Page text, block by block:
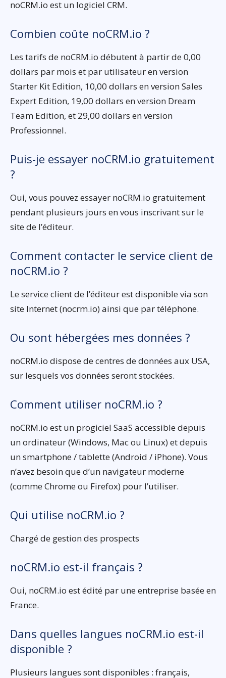
noCRM.io est un logiciel CRM.
Combien coûte noCRM.io ?
Les tarifs de noCRM.io débutent à partir de 0,00
dollars par mois et par utilisateur en version
Starter Kit Edition, 10,00 dollars en version Sales
Expert Edition, 19,00 dollars en version Dream
Team Edition, et 29,00 dollars en version
Professionnel.
Puis-je essayer noCRM.io gratuitement
?
Oui, vous pouvez essayer noCRM.io gratuitement
pendant plusieurs jours en vous inscrivant sur le
site de l’éditeur.
Comment contacter le service client de
noCRM.io ?
Le service client de l’éditeur est disponible via son
site Internet (nocrm.io) ainsi que par téléphone.
Ou sont hébergées mes données ?
noCRM.io dispose de centres de données aux USA,
sur lesquels vos données seront stockées.
Comment utiliser noCRM.io ?
noCRM.io est un progiciel SaaS accessible depuis
un ordinateur (Windows, Mac ou Linux) et depuis
un smartphone / tablette (Android / iPhone). Vous
n’avez besoin que d’un navigateur moderne
(comme Chrome ou Firefox) pour l’utiliser.
Qui utilise noCRM.io ?
Chargé de gestion des prospects
noCRM.io est-il français ?
Oui, noCRM.io est édité par une entreprise basée en
France.
Dans quelles langues noCRM.io est-il
disponible ?
Plusieurs langues sont disponibles : français,